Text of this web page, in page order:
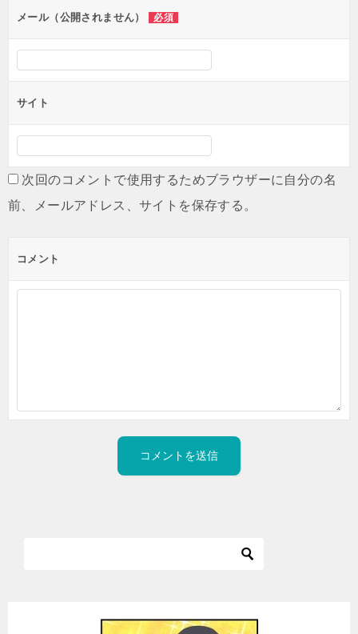
ンメール（公開されません） 必須
サイト
次回のコメントで使用するためブラウザーに自分の名
前、メールアドレス、サイトを保存する。
コメント